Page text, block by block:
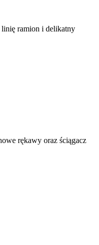
ramion i delikatny
rękawy oraz ściągacz